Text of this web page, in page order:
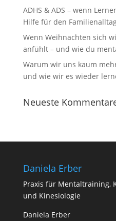
ADHS & ADS – wenn
Hilfe für den
Wenn Weihnachten sich
anfühlt – und wie du
Warum wir uns kaum
und wie wir es wieder
Neueste
Daniela Erber
Praxis für Mentaltraining,
und Kinesiologie
Daniela Erber